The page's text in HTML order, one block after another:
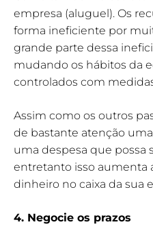
empresa (aluguel). Os
forma ineficiente por
grande parte dessa
mudando os hábitos da
controlados com
Assim como os outros
de bastante atenção
uma despesa que possa
entretanto isso aumenta
dinheiro no caixa da sua
4. Negocie os prazos